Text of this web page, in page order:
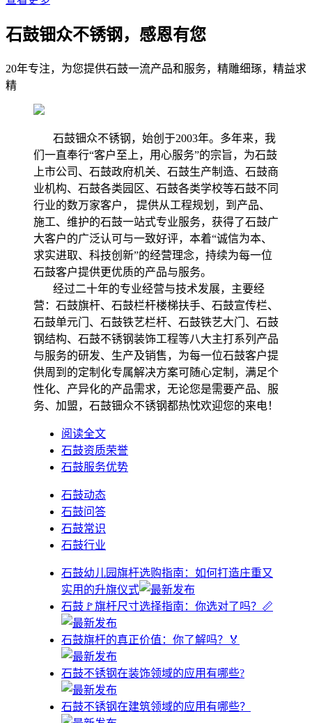
石鼓钿众不锈钢，感恩有您
20年专注，为您提供石鼓一流产品和服务，精雕细琢，精益求
精
石鼓钿众不锈钢，始创于2003年。多年来，我
们一直奉行“客户至上，用心服务”的宗旨，为石鼓
上市公司、石鼓政府机关、石鼓生产制造、石鼓商
业机构、石鼓各类园区、石鼓各类学校等石鼓不同
行业的数万家客户， 提供从工程规划，到产品、
施工、维护的石鼓一站式专业服务，获得了石鼓广
大客户的广泛认可与一致好评，本着“诚信为本、
求实进取、科技创新”的经营理念，持续为每一位
石鼓客户提供更优质的产品与服务。
经过二十年的专业经营与技术发展，主要经
营：石鼓旗杆、石鼓栏杆楼梯扶手、石鼓宣传栏、
石鼓单元门、石鼓铁艺栏杆、石鼓铁艺大门、石鼓
钢结构、石鼓不锈钢装饰工程等八大主打系列产品
与服务的研发、生产及销售，为每一位石鼓客户提
供周到的定制化专属解决方案可随心定制，满足个
性化、产异化的产品需求，无论您是需要产品、服
务、加盟，石鼓钿众不锈钢都热忱欢迎您的来电！
阅读全文
石鼓资质荣誉
石鼓服务优势
石鼓动态
石鼓问答
石鼓常识
石鼓行业
石鼓幼儿园旗杆选购指南：如何打造庄重又
实用的升旗仪式
石鼓🚩旗杆尺寸选择指南：你选对了吗？📏
石鼓旗杆的真正价值：你了解吗？🏅
石鼓不锈钢在装饰领域的应用有哪些?
石鼓不锈钢在建筑领域的应用有哪些？